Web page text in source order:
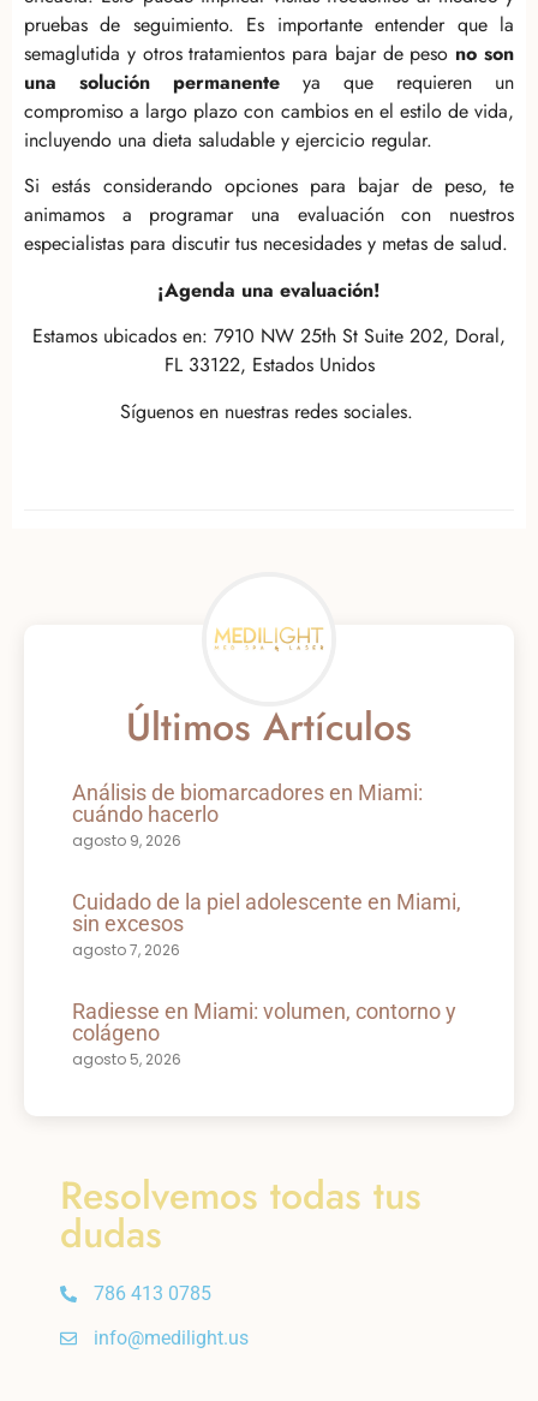
pruebas de seguimiento. Es importante entender que la
semaglutida y otros tratamientos para bajar de peso no son
una solución permanente ya que requieren un
compromiso a largo plazo con cambios en el estilo de vida,
incluyendo una dieta saludable y ejercicio regular.
Si estás considerando opciones para bajar de peso, te
animamos a programar una evaluación con nuestros
especialistas para discutir tus necesidades y metas de salud.
¡Agenda una evaluación!
Estamos ubicados en: 7910 NW 25th St Suite 202, Doral,
FL 33122, Estados Unidos
Síguenos en nuestras redes sociales.
Últimos Artículos
Análisis de biomarcadores en Miami:
cuándo hacerlo
agosto 9, 2026
Cuidado de la piel adolescente en Miami,
sin excesos
agosto 7, 2026
Radiesse en Miami: volumen, contorno y
colágeno
agosto 5, 2026
Resolvemos todas tus
dudas
786 413 0785
info@medilight.us